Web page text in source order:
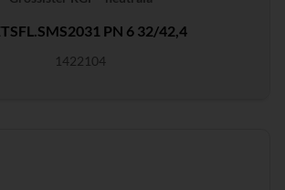
PN 6 32/42,4
1422104